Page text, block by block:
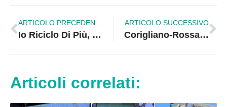
Io Riciclo Di Più, concluse con successo le lezioni a Corigliano-Rossano |VIDEO
ARTICOLO SUCCESSIVO
Corigliano-Rossano: chiesta la scarcerazione per i quatto accusati di pestaggi e aggressioni
Articoli correlati: